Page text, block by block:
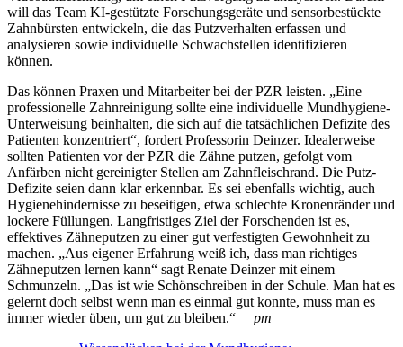
will das Team KI-gestützte Forschungsgeräte und sensorbestückte
Zahnbürsten entwickeln, die das Putzverhalten erfassen und
analysieren sowie individuelle Schwachstellen identifizieren
können.
Das können Praxen und Mitarbeiter bei der PZR leisten. „Eine
professionelle Zahnreinigung sollte eine individuelle Mundhygiene-
Unterweisung beinhalten, die sich auf die tatsächlichen Defizite des
Patienten konzentriert“, fordert Professorin Deinzer. Idealerweise
sollten Patienten vor der PZR die Zähne putzen, gefolgt vom
Anfärben nicht gereinigter Stellen am Zahnfleischrand. Die Putz-
Defizite seien dann klar erkennbar. Es sei ebenfalls wichtig, auch
Hygienehindernisse zu beseitigen, etwa schlechte Kronenränder und
lockere Füllungen. Langfristiges Ziel der Forschenden ist es,
effektives Zähneputzen zu einer gut verfestigten Gewohnheit zu
machen. „Aus eigener Erfahrung weiß ich, dass man richtiges
Zähneputzen lernen kann“ sagt Renate Deinzer mit einem
Schmunzeln. „Das ist wie Schönschreiben in der Schule. Man hat es
gelernt doch selbst wenn man es einmal gut konnte, muss man es
immer wieder üben, um gut zu bleiben.“ pm